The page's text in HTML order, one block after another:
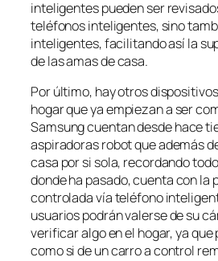
inteligentes pueden ser
teléfonos inteligentes, sino
inteligentes, facilitando así la
de las amas de casa.
Por último, hay otros
hogar que ya empiezan a ser
Samsung cuentan desde hace
aspiradoras robot que además
casa por si sola, recordando
donde ha pasado, cuenta con la
controlada vía teléfono
usuarios podrán valerse de su
verificar algo en el hogar, ya
como si de un carro a control